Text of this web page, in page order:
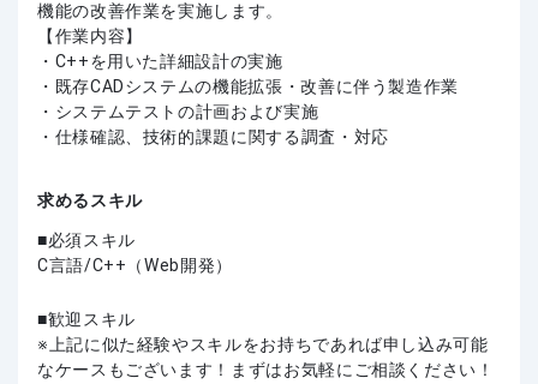
機能の改善作業を実施します。
【作業内容】
・C++を用いた詳細設計の実施
・既存CADシステムの機能拡張・改善に伴う製造作業
・システムテストの計画および実施
・仕様確認、技術的課題に関する調査・対応
求めるスキル
必須スキル
C言語/C++（Web開発）
歓迎スキル
上記に似た経験やスキルをお持ちであれば申し込み可能
なケースもございます！まずはお気軽にご相談ください！